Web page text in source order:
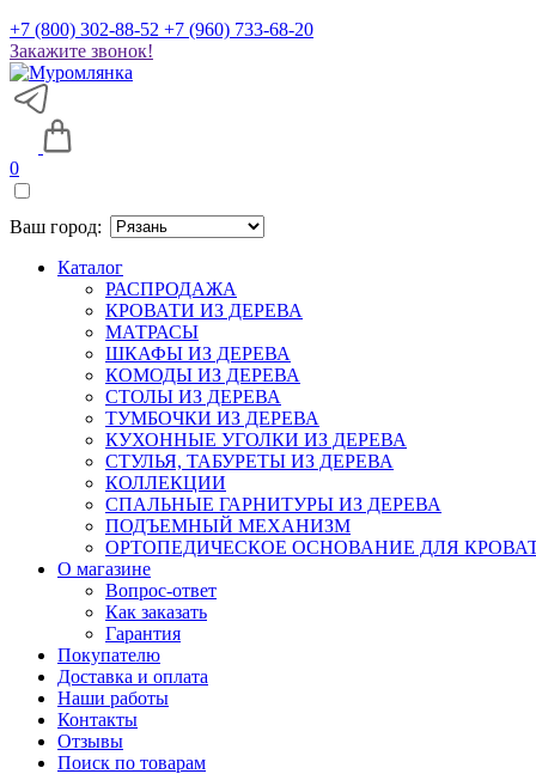
+7 (800) 302-88-52 +7 (960) 733-68-20
Закажите звонок!
0
Ваш город:
Каталог
РАСПРОДАЖА
КРОВАТИ ИЗ ДЕРЕВА
МАТРАСЫ
ШКАФЫ ИЗ ДЕРЕВА
КОМОДЫ ИЗ ДЕРЕВА
СТОЛЫ ИЗ ДЕРЕВА
ТУМБОЧКИ ИЗ ДЕРЕВА
КУХОННЫЕ УГОЛКИ ИЗ ДЕРЕВА
СТУЛЬЯ, ТАБУРЕТЫ ИЗ ДЕРЕВА
КОЛЛЕКЦИИ
СПАЛЬНЫЕ ГАРНИТУРЫ ИЗ ДЕРЕВА
ПОДЪЕМНЫЙ МЕХАНИЗМ
ОРТОПЕДИЧЕСКОЕ ОСНОВАНИЕ ДЛЯ
О магазине
Вопрос-ответ
Как заказать
Гарантия
Покупателю
Доставка и оплата
Наши работы
Контакты
Отзывы
Поиск по товарам